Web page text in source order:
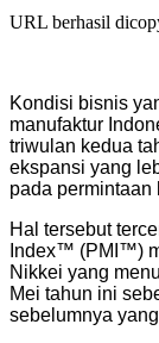
URL berhasil
Kondisi bisnis
manufaktur
triwulan kedua
ekspansi yang
pada permintaan
Hal tersebut
Index™ (PMI™)
Nikkei yang
Mei tahun ini
sebelumnya